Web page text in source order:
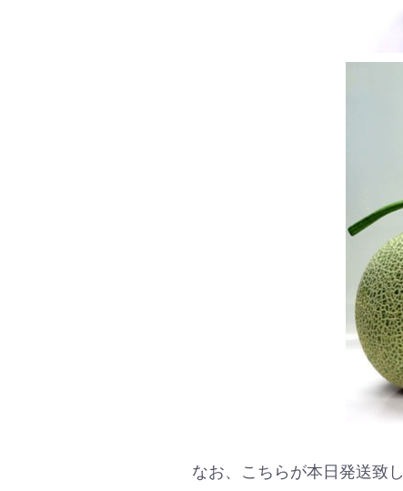
なお、こちらが本日発送致